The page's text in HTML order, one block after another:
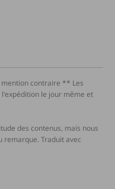
mention contraire ** Les
le jour même et
des contenus, mais nous
remarque. Traduit avec